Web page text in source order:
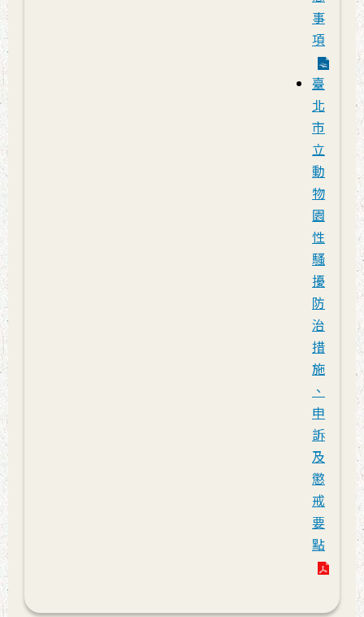
事
項
臺
北
市
立
動
物
園
性
騷
擾
防
治
措
施
、
申
訴
及
懲
戒
要
點